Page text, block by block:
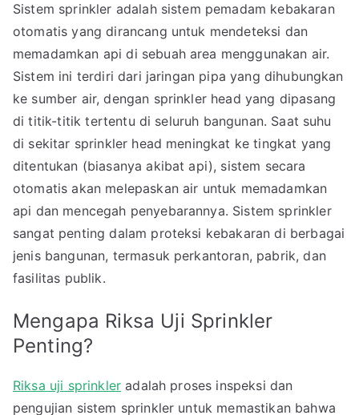
Sistem sprinkler adalah sistem pemadam kebakaran
otomatis yang dirancang untuk mendeteksi dan
memadamkan api di sebuah area menggunakan air.
Sistem ini terdiri dari jaringan pipa yang dihubungkan
ke sumber air, dengan sprinkler head yang dipasang
di titik-titik tertentu di seluruh bangunan. Saat suhu
di sekitar sprinkler head meningkat ke tingkat yang
ditentukan (biasanya akibat api), sistem secara
otomatis akan melepaskan air untuk memadamkan
api dan mencegah penyebarannya. Sistem sprinkler
sangat penting dalam proteksi kebakaran di berbagai
jenis bangunan, termasuk perkantoran, pabrik, dan
fasilitas publik.
Mengapa Riksa Uji Sprinkler
Penting?
Riksa uji sprinkler adalah proses inspeksi dan
pengujian sistem sprinkler untuk memastikan bahwa